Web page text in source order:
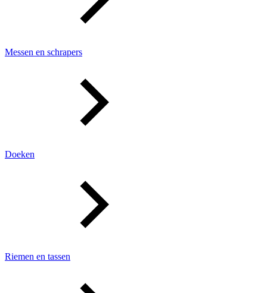
Messen en schrapers
Doeken
Riemen en tassen